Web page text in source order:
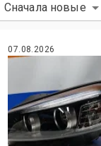
Сначала новые
07.08.2026